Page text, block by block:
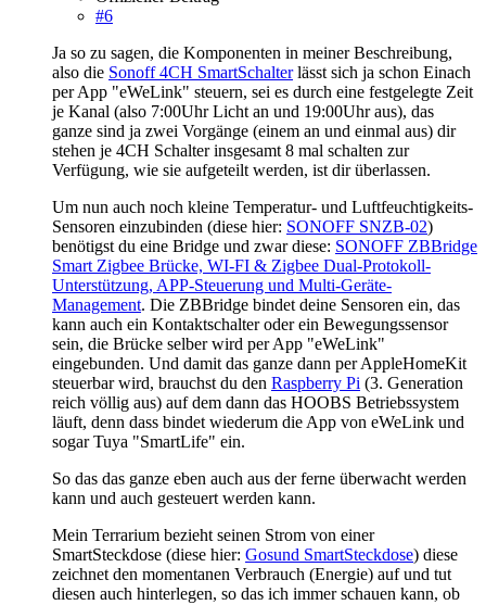
#6
Ja so zu sagen, die Komponenten in meiner Beschreibung,
also die Sonoff 4CH SmartSchalterlässt sich ja schon Einach
per App "eWeLink" steuern, sei es durch eine festgelegte Zeit
je Kanal (also 7:00Uhr Licht an und 19:00Uhr aus), das
ganze sind ja zwei Vorgänge (einem an und einmal aus) dir
stehen je 4CH Schalter insgesamt 8 mal schalten zur
Verfügung, wie sie aufgeteilt werden, ist dir überlassen.
Um nun auch noch kleine Temperatur- und Luftfeuchtigkeits-
Sensoren einzubinden (diese hier: SONOFF SNZB-02)
benötigst du eine Bridge und zwar diese: SONOFF ZBBridge
Smart Zigbee Brücke, WI-FI & Zigbee Dual-Protokoll-
Unterstützung, APP-Steuerung und Multi-Geräte-
Management. Die ZBBridge bindet deine Sensoren ein, das
kann auch ein Kontaktschalter oder ein Bewegungssensor
sein, die Brücke selber wird per App "eWeLink"
eingebunden. Und damit das ganze dann per AppleHomeKit
steuerbar wird, brauchst du den Raspberry Pi (3. Generation
reich völlig aus) auf dem dann das HOOBS Betriebssystem
läuft, denn dass bindet wiederum die App von eWeLink und
sogar Tuya "SmartLife" ein.
So das das ganze eben auch aus der ferne überwacht werden
kann und auch gesteuert werden kann.
Mein Terrarium bezieht seinen Strom von einer
SmartSteckdose (diese hier: Gosund SmartSteckdose) diese
zeichnet den momentanen Verbrauch (Energie) auf und tut
diesen auch hinterlegen, so das ich immer schauen kann, ob